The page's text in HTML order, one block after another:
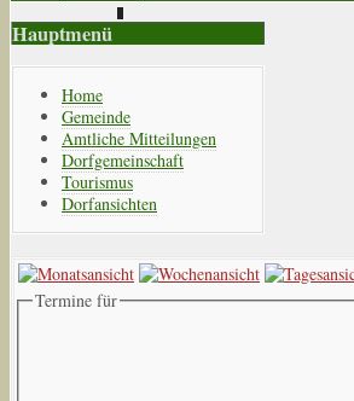
Hauptmenü
Home
Gemeinde
Amtliche Mitteilungen
Dorfgemeinschaft
Tourismus
Dorfansichten
Termine für